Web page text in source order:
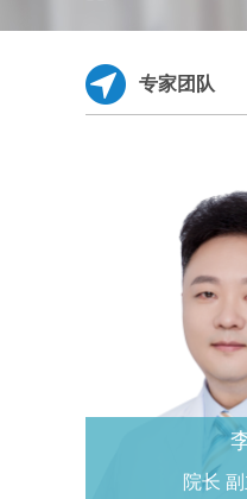
专家团队
院长